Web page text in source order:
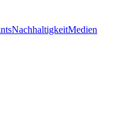
NachhaltigkeitMedien